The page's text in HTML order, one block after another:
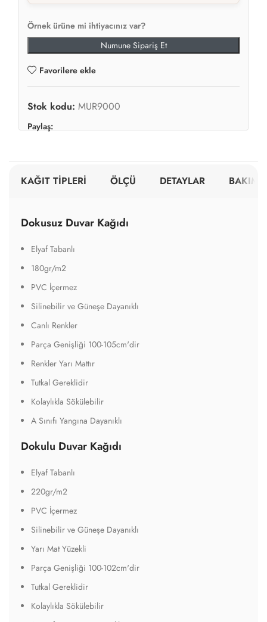
Örnek ürüne mi ihtiyacınız var?
Numune Sipariş Et
Favorilere ekle
Stok kodu: MUR9000
Paylaş:
KAĞIT TİPLERİ ÖLÇÜ DETAYLAR BAKIM
Dokusuz Duvar Kağıdı
Elyaf Tabanlı
180gr/m2
PVC İçermez
Silinebilir ve Güneşe Dayanıklı
Canlı Renkler
Parça Genişliği 100-105cm'dir
Renkler Yarı Mattır
Tutkal Gereklidir
Kolaylıkla Sökülebilir
A Sınıfı Yangına Dayanıklı
Dokulu Duvar Kağıdı
Elyaf Tabanlı
220gr/m2
PVC İçermez
Silinebilir ve Güneşe Dayanıklı
Yarı Mat Yüzekli
Parça Genişliği 100-102cm'dir
Tutkal Gereklidir
Kolaylıkla Sökülebilir